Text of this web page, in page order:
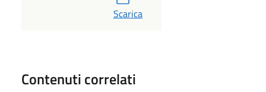
PDF
Scarica
Contenuti correlati